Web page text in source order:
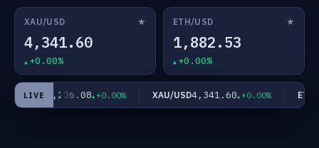
XAU/USD ★
4,341.60
+0.00%
ETH/USD ★
1,882.53
+0.00%
LIVE
USD64,226.08 +0.00% XAU/USD4,341.60 +0.00% ETH/